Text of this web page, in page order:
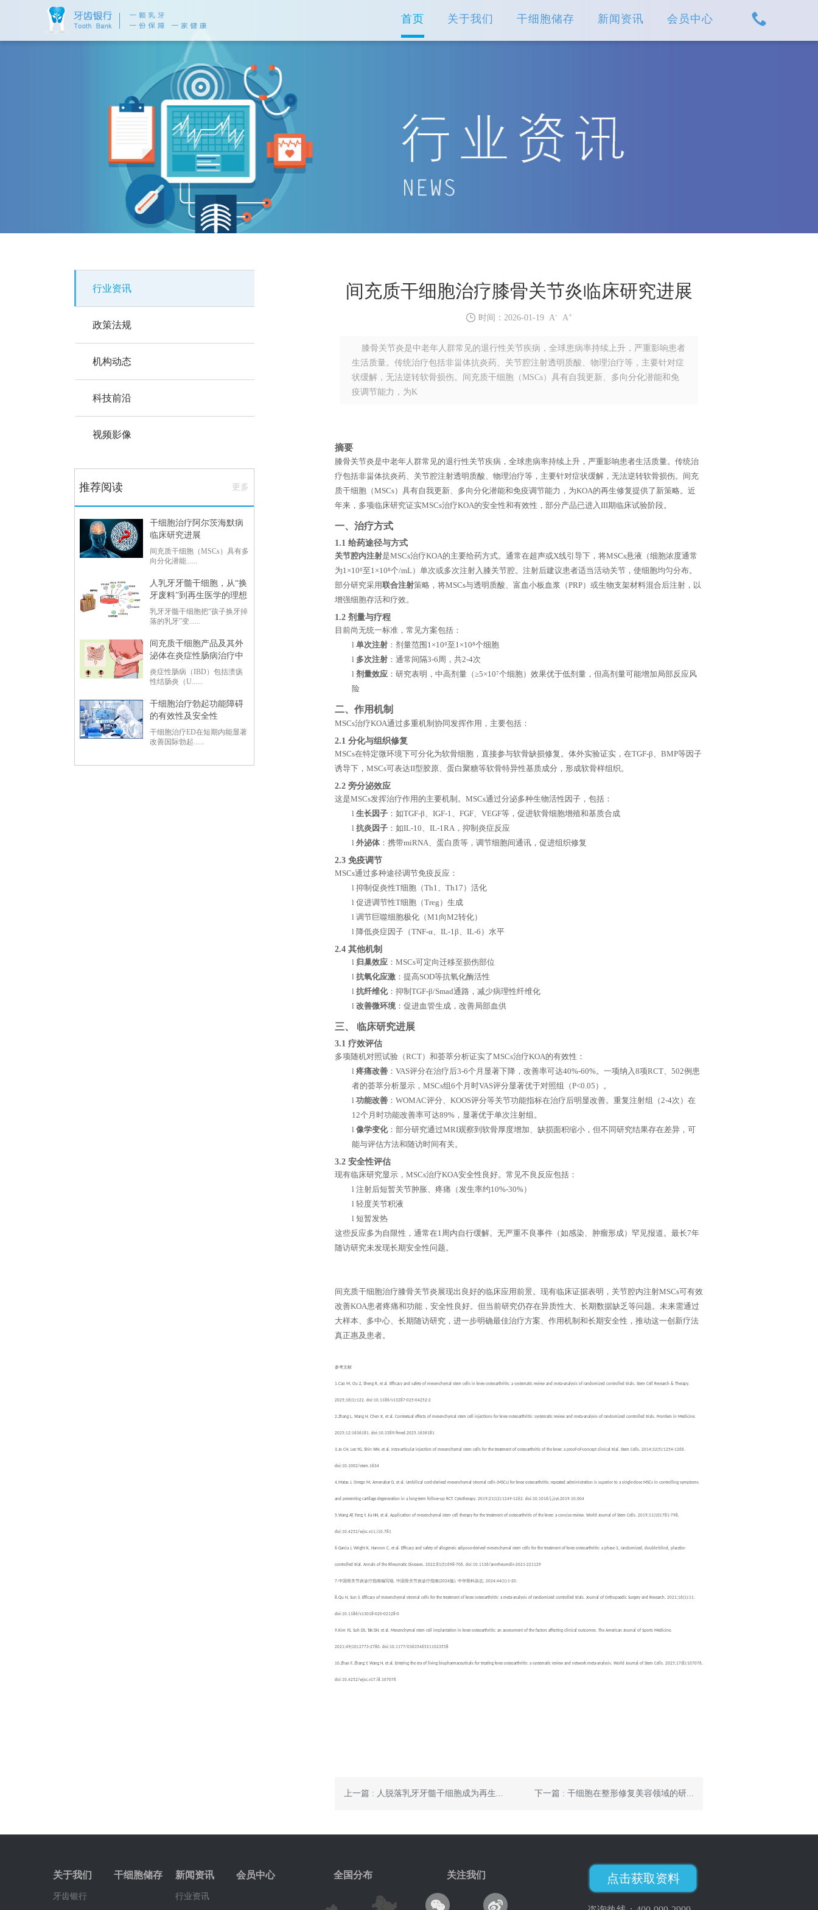
首页 关于我们 干细胞储存 新闻资讯 会员中心
行业资讯
政策法规
机构动态
科技前沿
视频影像
推荐阅读 更多
干细胞治疗阿尔茨海默病
临床研究进展
间充质干细胞（MSCs）具有多
向分化潜能......
人乳牙牙髓干细胞，从“换
牙废料”到再生医学的理想
种子
乳牙牙髓干细胞把“孩子换牙掉
落的乳牙”变......
间充质干细胞产品及其外
泌体在炎症性肠病治疗中
的研究进展
炎症性肠病（IBD）包括溃疡
性结肠炎（U......
干细胞治疗勃起功能障碍
的有效性及安全性
干细胞治疗ED在短期内能显著
改善国际勃起......
间充质干细胞治疗膝骨关节炎临床研究进展
时间：2026-01-19 A- A+
膝骨关节炎是中老年人群常见的退行性关节疾病，全球患病率持续上升，严重影响患者
生活质量。传统治疗包括非甾体抗炎药、关节腔注射透明质酸、物理治疗等，主要针对症
状缓解，无法逆转软骨损伤。间充质干细胞（MSCs）具有自我更新、多向分化潜能和免
疫调节能力，为K
摘要
膝骨关节炎是中老年人群常见的退行性关节疾病，全球患病率持续上升，严重影响患者生活质量。传统治
疗包括非甾体抗炎药、关节腔注射透明质酸、物理治疗等，主要针对症状缓解，无法逆转软骨损伤。间充
质干细胞（MSCs）具有自我更新、多向分化潜能和免疫调节能力，为KOA的再生修复提供了新策略。近
年来，多项临床研究证实MSCs治疗KOA的安全性和有效性，部分产品已进入III期临床试验阶段。
一、 治疗方式
1.1 给药途径与方式
关节腔内注射是MSCs治疗KOA的主要给药方式。通常在超声或X线引导下，将MSCs悬液（细胞浓度通常
为1×10⁶至1×10⁸个/mL）单次或多次注射入膝关节腔。注射后建议患者适当活动关节，使细胞均匀分布。
部分研究采用联合注射策略，将MSCs与透明质酸、富血小板血浆（PRP）或生物支架材料混合后注射，以
增强细胞存活和疗效。
1.2 剂量与疗程
目前尚无统一标准，常见方案包括：
l 单次注射 ：剂量范围 1×10⁶至1×10⁸个细胞
l 多次注射 ：通常间隔3-6周，共2-4次
l 剂量效应 ：研究表明，中高剂量（≥5×10⁷个细胞）效果优于低剂量，但高剂量可能增加局部反应风
险
二、 作用机制
MSCs治疗KOA通过多重机制协同发挥作用，主要包括：
2.1 分化与组织修复
MSCs在特定微环境下可分化为软骨细胞，直接参与软骨缺损修复。体外实验证实，在TGF-β、BMP等因子
诱导下，MSCs可表达II型胶原、蛋白聚糖等软骨特异性基质成分，形成软骨样组织。
2.2 旁分泌效应
这是MSCs发挥治疗作用的主要机制。MSCs通过分泌多种生物活性因子，包括：
l 生长因子 ：如TGF-β、IGF-1、FGF、VEGF等，促进软骨细胞增殖和基质合成
l 抗炎因子 ：如IL-10、IL-1RA，抑制炎症反应
l 外泌体 ：携带miRNA、蛋白质等，调节细胞间通讯，促进组织修复
2.3 免疫调节
MSCs通过多种途径调节免疫反应：
l 抑制促炎性T细胞（Th1、Th17）活化
l 促进调节性T细胞（Treg）生成
l 调节巨噬细胞极化（M1向M2转化）
l 降低炎症因子（TNF-α、IL-1β、IL-6）水平
2.4 其他机制
l 归巢效应 ： MSCs可定向迁移至损伤部位
l 抗氧化应激 ：提高SOD等抗氧化酶活性
l 抗纤维化：抑制 TGF-β/Smad通路，减少病理性纤维化
l 改善微环境 ：促进血管生成，改善局部血供
三、 临床研究进展
3.1 疗效评估
多项随机对照试验（RCT）和荟萃分析证实了MSCs治疗KOA的有效性：
l 疼痛改善 ： VAS评分在治疗后3-6个月显著下降，改善率可达40%-60%。一项纳入8项RCT、502例患
者的荟萃分析显示，MSCs组6个月时VAS评分显著优于对照组（P<0.05）。
l 功能改善 ： WOMAC评分、KOOS评分等关节功能指标在治疗后明显改善。重复注射组（2-4次）在
12个月时功能改善率可达89%，显著优于单次注射组。
l 像学变化：部分研究通过MRI观察到软骨厚度增加、缺损面积缩小，但不同研究结果存在差异，可
能与评估方法和随访时间有关。
3.2 安全性评估
现有临床研究显示， MSCs治疗KOA安全性良好。常见不良反应包括：
l 注射后短暂关节肿胀、疼痛（发生率约10%-30%）
l 轻度关节积液
l 短暂发热
这些反应多为自限性，通常在1周内自行缓解。 无严重不良事件（如感染、肿瘤形成）罕见报道。最长7年
随访研究未发现长期安全性问题。
间充质干细胞治疗膝骨关节炎展现出良好的临床应用前景。现有临床证据表明，关节腔内注射MSCs可有效
改善KOA患者疼痛和功能，安全性良好。但当前研究仍存在异质性大、长期数据缺乏等问题。未来需通过
大样本、多中心、长期随访研究，进一步明确最佳治疗方案、作用机制和长期安全性，推动这一创新疗法
真正惠及患者。
参考文献
1.Cao M, Ou Z, Sheng R, et al. Efficacy and safety of mesenchymal stem cells in knee osteoarthritis: a systematic review and meta-analysis of randomized controlled trials. Stem Cell Research & Therapy.
2025;16(1):122. doi:10.1186/s13287-025-04252-2
2.Zhang L, Wang H, Chen X, et al. Contextual effects of mesenchymal stem cell injections for knee osteoarthritis: systematic review and meta-analysis of randomized controlled trials. Frontiers in Medicine.
2025;12:1636181. doi:10.3389/fmed.2025.1636181
3.Jo CH, Lee YG, Shin WH, et al. Intra-articular injection of mesenchymal stem cells for the treatment of osteoarthritis of the knee: a proof-of-concept clinical trial. Stem Cells. 2014;32(5):1254-1266.
doi:10.1002/stem.1634
4.Matas J, Orrego M, Amenabar D, et al. Umbilical cord-derived mesenchymal stromal cells (MSCs) for knee osteoarthritis: repeated administration is superior to a single-dose MSCs in controlling symptoms
and preventing cartilage degeneration in a long-term follow-up RCT. Cytotherapy. 2019;21(12):1249-1262. doi:10.1016/j.jcyt.2019.10.004
5.Wang AT, Feng Y, Jia HH, et al. Application of mesenchymal stem cell therapy for the treatment of osteoarthritis of the knee: a concise review. World Journal of Stem Cells. 2019;11(10):781-798.
doi:10.4252/wjsc.v11.i10.781
6.Garcia J, Wright K, Hannon C, et al. Efficacy and safety of allogeneic adipose-derived mesenchymal stem cells for the treatment of knee osteoarthritis: a phase 3, randomized, double-blind, placebo-
controlled trial. Annals of the Rheumatic Diseases. 2022;81(5):698-706. doi:10.1136/annrheumdis-2021-221129
7.中国骨关节炎诊疗指南编写组. 中国骨关节炎诊疗指南 (2024版). 中华骨科杂志. 2024;44(1):1-20.
8.Qu H, Sun S. Efficacy of mesenchymal stromal cells for the treatment of knee osteoarthritis: a meta-analysis of randomized controlled trials. Journal of Orthopaedic Surgery and Research. 2021;16(1):11.
doi:10.1186/s13018-020-02128-0
9.Kim YS, Suh DS, Tak DH, et al. Mesenchymal stem cell implantation in knee osteoarthritis: an assessment of the factors affecting clinical outcomes. The American Journal of Sports Medicine.
2021;49(10):2773-2780. doi:10.1177/03635465211023558
10.Zhao F, Zhang Y, Wang H, et al. Entering the era of living biopharmaceuticals for treating knee osteoarthritis: a systematic review and network meta-analysis. World Journal of Stem Cells. 2025;17(8):107076.
doi:10.4252/wjsc.v17.i8.107076
上一篇 : 人脱落乳牙牙髓干细胞成为再生... 下一篇 : 干细胞在整形修复美容领域的研...
关于我们
牙齿银行
干细胞储存 新闻资讯
行业资讯
会员中心 全国分布 关注我们 点击获取资料